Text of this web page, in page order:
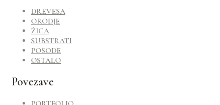
DREVESA
ORODJE
ŽICA
SUBSTRATI
POSODE
OSTALO
Povezave